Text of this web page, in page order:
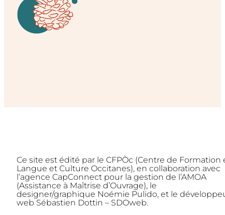
Ce site est édité par le CFPÒc (Centre de Formation
Langue et Culture Occitanes), en collaboration avec
l’agence CapConnect pour la gestion de l’AMOA
(Assistance à Maîtrise d’Ouvrage), le
designer/graphique Noémie Pulido, et le
web Sébastien Dottin – SDOweb.